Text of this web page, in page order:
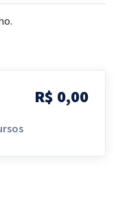
R$ 0,00